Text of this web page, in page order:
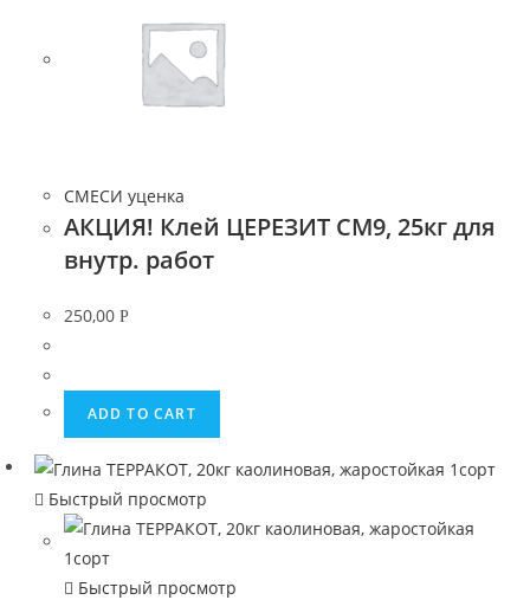
СМЕСИ уценка
АКЦИЯ! Клей ЦЕРЕЗИТ СМ9, 25кг для
внутр. работ
250,00 Р
ADD TO CART
Быстрый просмотр
Быстрый просмотр